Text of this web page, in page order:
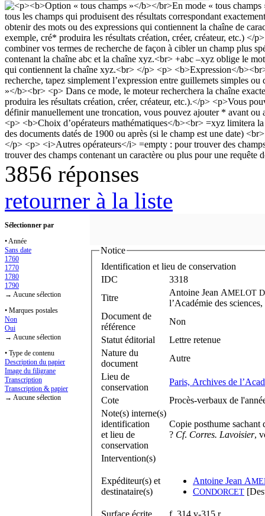
3856 réponses
retourner à la liste
Sélectionner par
• Année
Sans date
1760
1770
1780
1790
→ Aucune sélection
• Marques postales
Non
Oui
→ Aucune sélection
• Type de contenu
Description du papier
Image du filigrane
Transcription
Transcription & papier
→ Aucune sélection
Notice
Identification et lieu de conservation
IDC
3318
Titre
Antoine Jean AMELOT
l’Académie des
Document de
référence
Non
Statut éditorial
Lettre retenue
Nature du
document
Autre
Lieu de
conservation
Paris, Archives de
Cote
Procès-verbaux de
Note(s) interne(s)
identification
et lieu de
conservation
Copie posthume sachant
? Cf. Corres. Lavoisier,
Intervention(s)
Expéditeur(s) et
destinataire(s)
Antoine Jean A
CONDORCET
Surface écrite f. 314 v-315 r